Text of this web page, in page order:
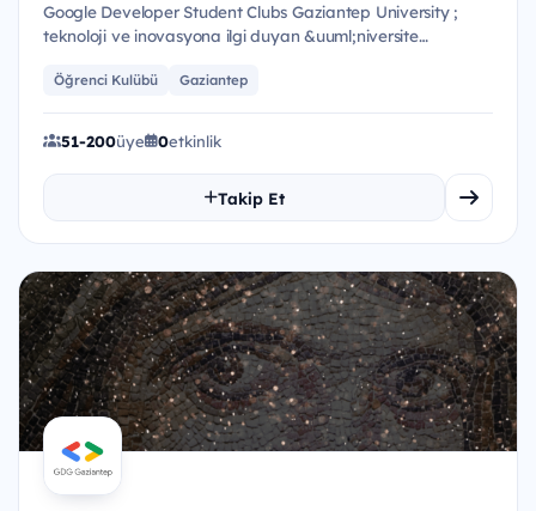
Google Developer Student Clubs Gaziantep University ;
teknoloji ve inovasyona ilgi duyan &uuml;niversite
Öğrenci Kulübü Gaziantep
51-200üye 0etkinlik
Takip Et